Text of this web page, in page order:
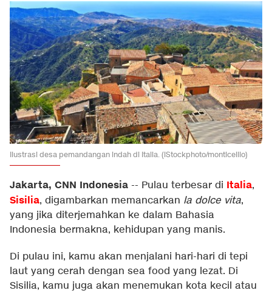
Ilustrasi desa pemandangan indah di Italia. (iStockphoto/monticelllo)
Jakarta, CNN Indonesia -- Pulau terbesar di Italia,
Sisilia, digambarkan memancarkan la dolce vita,
yang jika diterjemahkan ke dalam Bahasia
Indonesia bermakna, kehidupan yang manis.
Di pulau ini, kamu akan menjalani hari-hari di tepi
laut yang cerah dengan sea food yang lezat. Di
Sisilia, kamu juga akan menemukan kota kecil atau